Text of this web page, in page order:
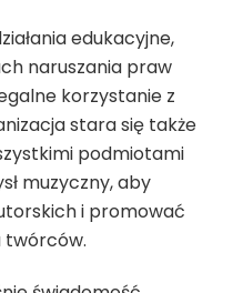
edukacyjne,
naruszania praw
korzystanie z
stara się także
podmiotami
muzyczny, aby
i promować
twórców.